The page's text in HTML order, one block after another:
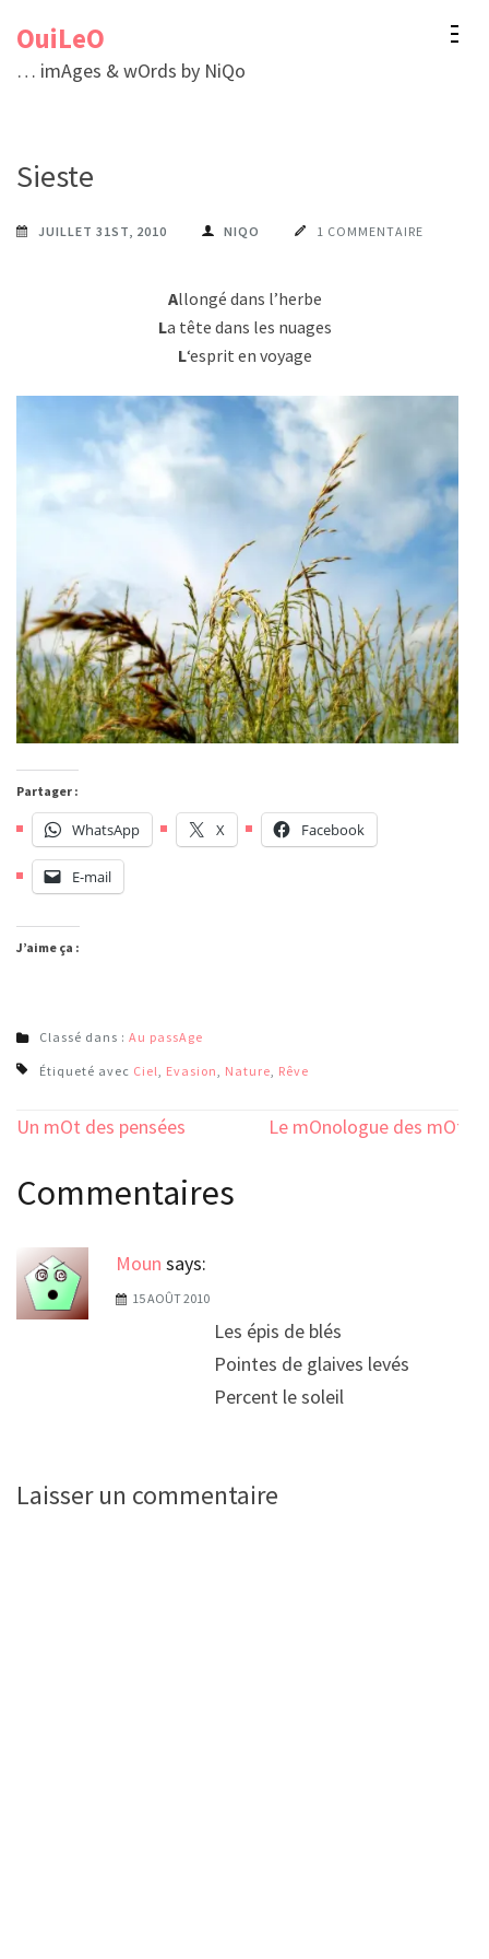
contenu
OuiLeO
… imAges & wOrds by NiQo
Sieste
JUILLET 31ST, 2010 NIQO 1 COMMENTAIRE
Allongé dans l’herbe
La tête dans les nuages
L‘esprit en voyage
Partager :
WhatsApp X Facebook
E-mail
J’aime ça :
Classé dans : Au passAge
Étiqueté avec Ciel, Evasion, Nature, Rêve
Navigation
l’article
Un mOt des pensées Le mOnologue des mOts
Commentaires
Moun says:
15 AOÛT 2010
Les épis de blés
Pointes de glaives levés
Percent le soleil
Laisser un commentaire